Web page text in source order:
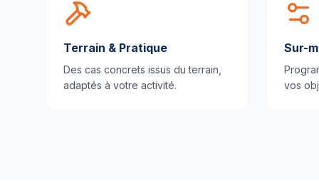
Terrain & Pratique
Des cas concrets issus du terrain,
adaptés à votre activité.
Sur-
vos